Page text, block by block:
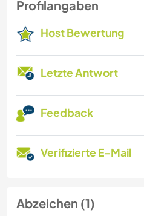
Profilangaben
Host Bewertung
Letzte Antwort
Feedback
Verifizierte E-Mail
Abzeichen (1)